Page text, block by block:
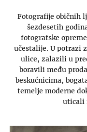
Fotografije običnih
šezdesetih
fotografske
učestalije. U potrazi
ulice, zalazili u
boravili među
beskućnicima,
temelje moderne
uticali